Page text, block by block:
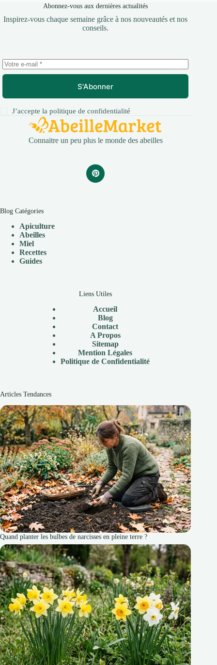
Abonnez-vous aux dernières actualités
Inspirez-vous chaque semaine grâce à nos nouveautés et nos
conseils.
S'Abonner
J’accepte lapolitique de confidentialité
Connaitre un peu plus le monde des abeilles
Blog Catégories
Apiculture
Abeilles
Miel
Recettes
Guides
Liens Utiles
Accueil
Blog
Contact
A Propos
Sitemap
Mention Légales
Politique de Confidentialité
Articles Tendances
Quand planter les bulbes de narcisses en pleine terre ?